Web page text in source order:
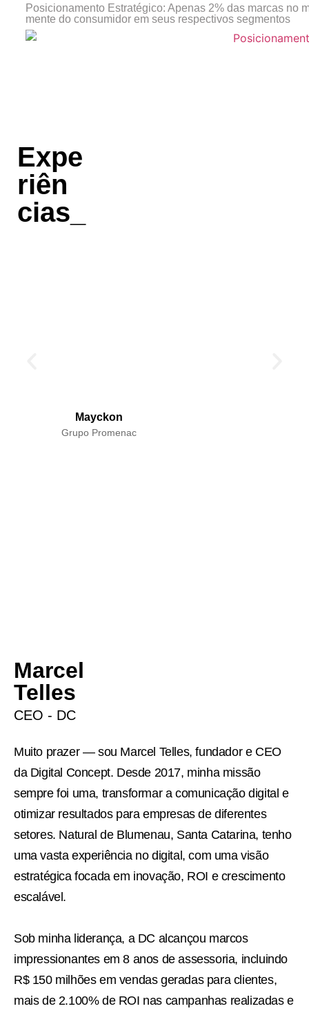
Posicionamento Estratégico: Apenas 2% das marcas no
mente do consumidor em seus respectivos segmentos
Expe
riên
cias_
Mayckon
Grupo Promenac
Marcel
Telles
CEO - DC
Muito prazer — sou Marcel Telles, fundador e CEO
da Digital Concept. Desde 2017, minha missão
sempre foi uma, transformar a comunicação digital e
otimizar resultados para empresas de diferentes
setores. Natural de Blumenau, Santa Catarina, tenho
uma vasta experiência no digital, com uma visão
estratégica focada em inovação, ROI e crescimento
escalável.
Sob minha liderança, a DC alcançou marcos
impressionantes em 8 anos de assessoria, incluindo
R$ 150 milhões em vendas geradas para clientes,
mais de 2.100% de ROI nas campanhas realizadas e